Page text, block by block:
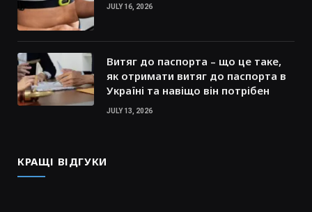
JULY 16, 2026
Витяг до паспорта – що це таке,
як отримати витяг до паспорта в
Україні та навіщо він потрібен
JULY 13, 2026
КРАЩІ ВІДГУКИ